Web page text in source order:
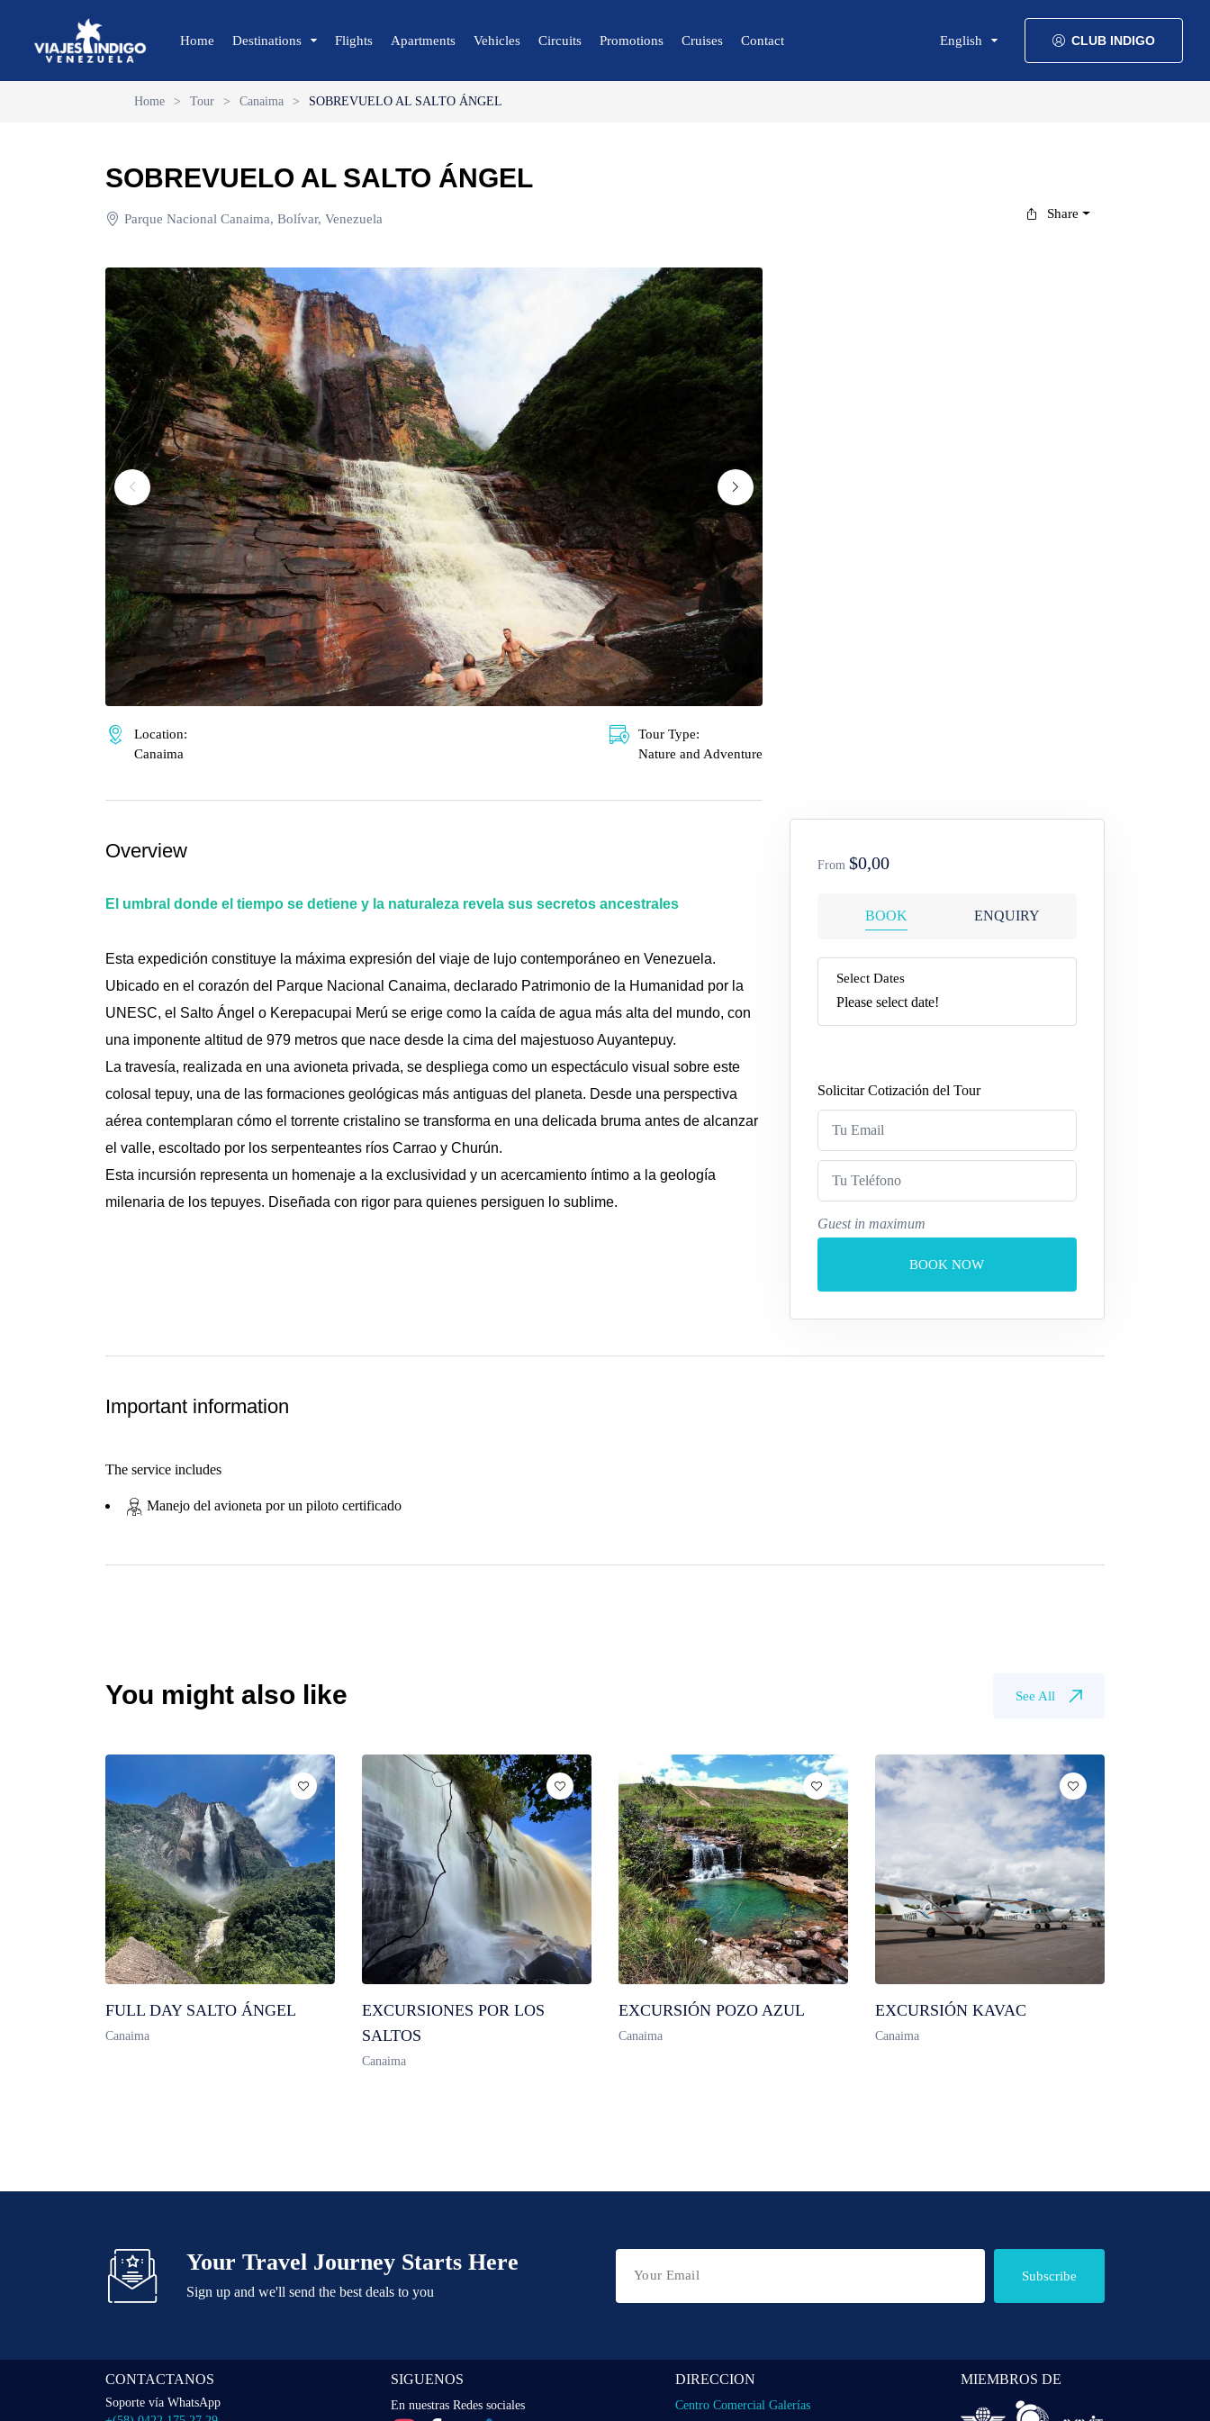
Home Destinations
🌴 Coche
🌴 Anzoátegui
🌴 Mochima
🌴 Morrocoy
🌴 Península de Paria
🌴 Canaima
🌴 Maiquetía
Flights Apartments Vehicles Circuits Promotions Cruises Contact English CLUB INDIGO
Home > Tour > Canaima > SOBREVUELO AL SALTO ÁNGEL
SOBREVUELO AL SALTO ÁNGEL
Parque Nacional Canaima, Bolívar, Venezuela Share
Location:
Canaima
Tour Type:
Nature and Adventure
Overview
El umbral donde el tiempo se detiene y la naturaleza revela sus secretos ancestrales
Esta expedición constituye la máxima expresión del viaje de lujo contemporáneo en Venezuela.
Ubicado en el corazón del Parque Nacional Canaima, declarado Patrimonio de la Humanidad por la
UNESC, el Salto Ángel o Kerepacupai Merú se erige como la caída de agua más alta del mundo, con
una imponente altitud de 979 metros que nace desde la cima del majestuoso Auyantepuy.
La travesía, realizada en una avioneta privada, se despliega como un espectáculo visual sobre este
colosal tepuy, una de las formaciones geológicas más antiguas del planeta. Desde una perspectiva
aérea contemplaran cómo el torrente cristalino se transforma en una delicada bruma antes de alcanzar
el valle, escoltado por los serpenteantes ríos Carrao y Churún.
Esta incursión representa un homenaje a la exclusividad y un acercamiento íntimo a la geología
milenaria de los tepuyes. Diseñada con rigor para quienes persiguen lo sublime.
From $0,00
BOOK ENQUIRY
Select Dates
Please select date!
Solicitar Cotización del Tour
Guest in maximum
BOOK NOW
Important information
The service includes
Manejo del avioneta por un piloto certificado
You might also like See All
FULL DAY SALTO ÁNGEL
Canaima
EXCURSIONES POR LOS
SALTOS
Canaima
EXCURSIÓN POZO AZUL
Canaima
EXCURSIÓN KAVAC
Canaima
Your Travel Journey Starts Here
Sign up and we'll send the best deals to you
Subscribe
CONTACTANOS
Soporte vía WhatsApp
SIGUENOS
En nuestras Redes sociales
DIRECCION
Centro Comercial Galerías
MIEMBROS DE